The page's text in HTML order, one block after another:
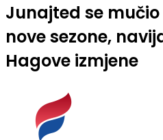
Junajted se
nove sezone,
Hagove izmjene